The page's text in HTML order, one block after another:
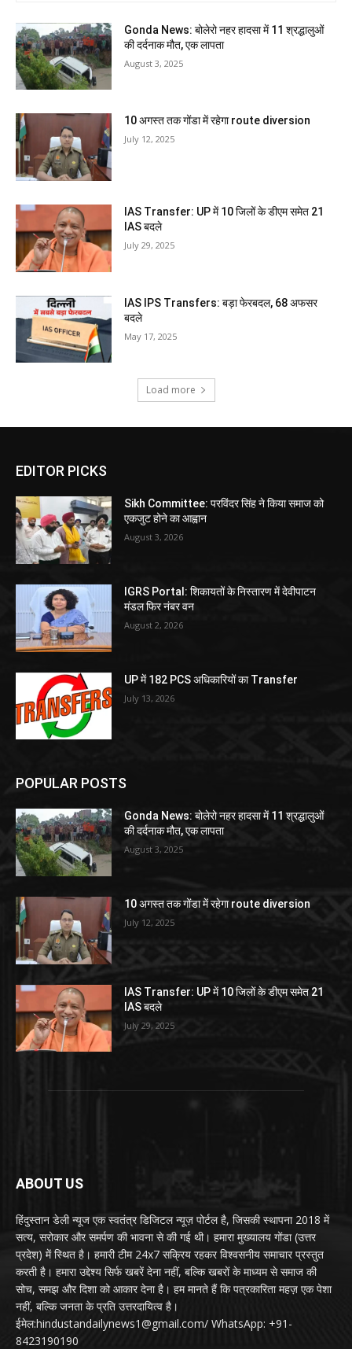
Gonda News: बोलेरो नहर हादसा में 11 श्रद्धालुओं
की दर्दनाक मौत, एक लापता
August 3, 2025
10 अगस्त तक गोंडा में रहेगा route diversion
July 12, 2025
IAS Transfer: UP में 10 जिलों के डीएम समेत 21
IAS बदले
July 29, 2025
IAS IPS Transfers: बड़ा फेरबदल, 68 अफसर
बदले
May 17, 2025
Load more
EDITOR PICKS
Sikh Committee: परविंदर सिंह ने किया समाज को
एकजुट होने का आह्वान
August 3, 2026
IGRS Portal: शिकायतों के निस्तारण में देवीपाटन
मंडल फिर नंबर वन
August 2, 2026
UP में 182 PCS अधिकारियों का Transfer
July 13, 2026
POPULAR POSTS
Gonda News: बोलेरो नहर हादसा में 11 श्रद्धालुओं
की दर्दनाक मौत, एक लापता
August 3, 2025
10 अगस्त तक गोंडा में रहेगा route diversion
July 12, 2025
IAS Transfer: UP में 10 जिलों के डीएम समेत 21
IAS बदले
July 29, 2025
ABOUT US
हिंदुस्तान डेली न्यूज एक स्वतंत्र डिजिटल न्यूज़ पोर्टल है, जिसकी स्थापना 2018 में
सत्य, सरोकार और समर्पण की भावना से की गई थी। हमारा मुख्यालय गोंडा (उत्तर
प्रदेश) में स्थित है। हमारी टीम 24x7 सक्रिय रहकर विश्वसनीय समाचार प्रस्तुत
करती है। हमारा उद्देश्य सिर्फ खबरें देना नहीं, बल्कि खबरों के माध्यम से समाज की
सोच, समझ और दिशा को आकार देना है। हम मानते हैं कि पत्रकारिता महज़ एक पेशा
नहीं, बल्कि जनता के प्रति उत्तरदायित्व है।
ईमेल:hindustandailynews1@gmail.com/ WhatsApp: +91-
8423190190